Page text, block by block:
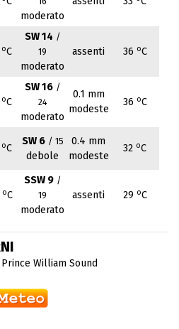
moderato
oC
SW 14 /
19
moderato
assenti 36 oC
oC
SW 16 /
24
moderato
0.1 mm
modeste
36 oC
oC
SW 6 / 15
debole
0.4 mm
modeste
32 oC
oC
SSW 9 /
19
moderato
assenti 29 oC
Prince William Sound